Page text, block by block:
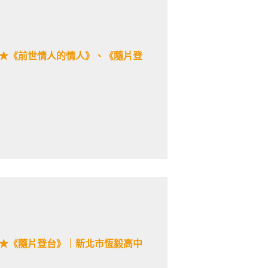
《前世情人的情人》、《隨片登
《隨片登台》｜新北市恆毅高中